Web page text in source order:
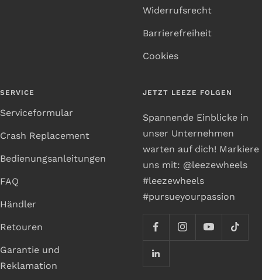
Widerrufsrecht
Barrierefreiheit
Cookies
SERVICE
Serviceformular
Crash Replacement
Bedienungsanleitungen
FAQ
Händler
Retouren
Garantie und
Reklamation
JETZT LEEZE FOLGEN
Spannende Einblicke in
unser Unternehmen
warten auf dich! Markiere
uns mit: @leezewheels
#leezewheels
#pursueyourpassion